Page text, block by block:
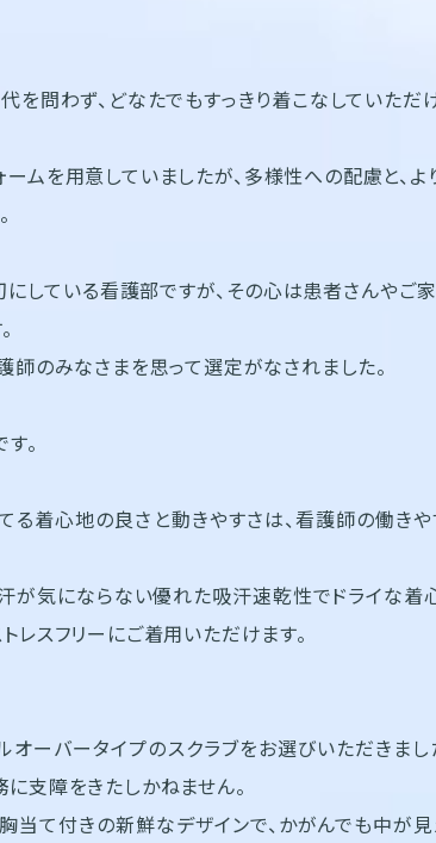
を問わず、どなたでもすっきり着こなしていただ
ムを用意していましたが、多様性への配慮と、
にしている看護部ですが、その心は患者さんやご
師のみなさまを思って選定がなされました。
。
着心地の良さと動きやすさは、看護師の働き
が気にならない優れた吸汗速乾性でドライな着
レスフリーにご着用いただけます。
ーバータイプのスクラブをお選びいただきまし
支障をきたしかねません。
当て付きの新鮮なデザインで、かがんでも中が